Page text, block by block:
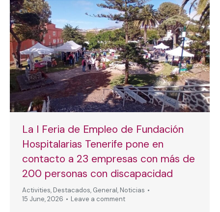
La I Feria de Empleo de Fundación
Hospitalarias Tenerife pone en
contacto a 23 empresas con más de
200 personas con discapacidad
Activities, Destacados, General, Noticias
15 June, 2026
Leave a comment